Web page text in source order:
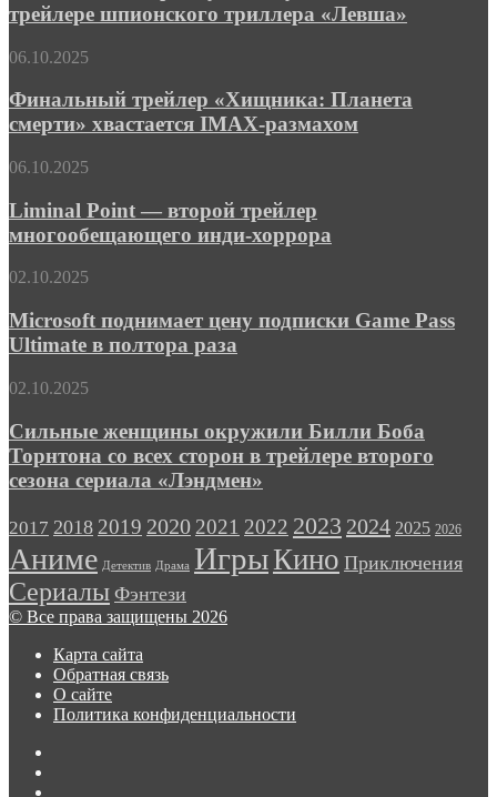
Тимура
Бекмамбетова
«Милосердие»
Холмсу»
Гая
в
шпионского
триллера
трейлере шпионского триллера «Левша»
Финальный
«Хищника:
смерти»
IMAX-
06.10.2025
Финальный трейлер «Хищника: Планета
смерти» хвастается IMAX-размахом
Liminal
—
второй
трейлер
инди-
06.10.2025
Liminal Point — второй трейлер
многообещающего инди-хоррора
Microsoft
цену
подписки
Game
Ultimate
полтора
раза
02.10.2025
Microsoft поднимает цену подписки Game Pass
Ultimate в полтора раза
Сильные
окружили
Билли
Боба
Торнтона
всех
сторон
в
трейлере
второго
сезона
сериала
«Лэндмен»
02.10.2025
Сильные женщины окружили Билли Боба
Торнтона со всех сторон в трейлере второго
сезона сериала «Лэндмен»
2017 2018 2019 2020 2021 2022 2023 2024 2025 2026
Аниме Детектив Драма ИгрыКино Приключения
Сериалы Фэнтези
© Все права защищены 2026
Карта сайта
Обратная связь
О сайте
Политика конфиденциальности